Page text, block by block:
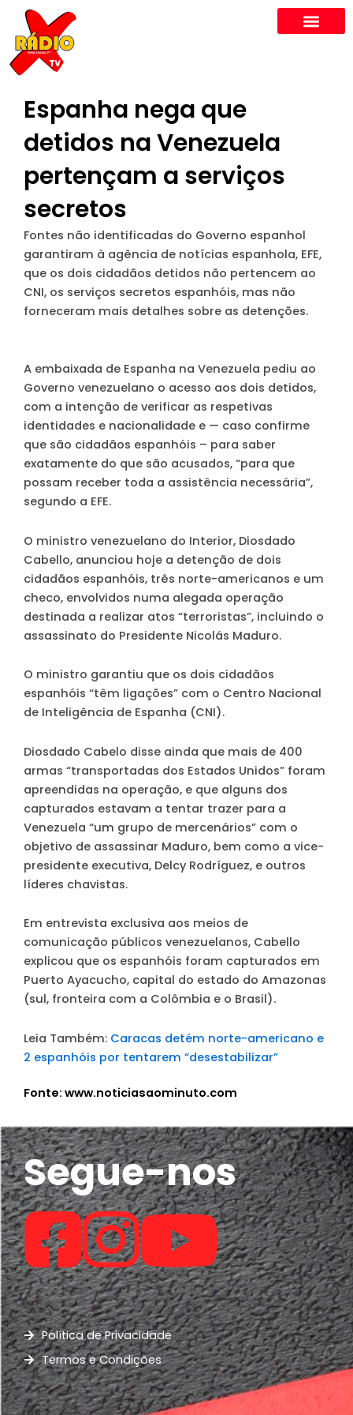
content
Espanha nega que
detidos na Venezuela
pertençam a serviços
secretos
Fontes não identificadas do Governo espanhol
garantiram à agência de notícias espanhola, EFE,
que os dois cidadãos detidos não pertencem ao
CNI, os serviços secretos espanhóis, mas não
forneceram mais detalhes sobre as detenções.
A embaixada de Espanha na Venezuela pediu ao
Governo venezuelano o acesso aos dois detidos,
com a intenção de verificar as respetivas
identidades e nacionalidade e — caso confirme
que são cidadãos espanhóis – para saber
exatamente do que são acusados, “para que
possam receber toda a assistência necessária”,
segundo a EFE.
O ministro venezuelano do Interior, Diosdado
Cabello, anunciou hoje a detenção de dois
cidadãos espanhóis, três norte-americanos e um
checo, envolvidos numa alegada operação
destinada a realizar atos “terroristas”, incluindo o
assassinato do Presidente Nicolás Maduro.
O ministro garantiu que os dois cidadãos
espanhóis “têm ligações” com o Centro Nacional
de Inteligência de Espanha (CNI).
Diosdado Cabelo disse ainda que mais de 400
armas “transportadas dos Estados Unidos” foram
apreendidas na operação, e que alguns dos
capturados estavam a tentar trazer para a
Venezuela “um grupo de mercenários” com o
objetivo de assassinar Maduro, bem como a vice-
presidente executiva, Delcy Rodríguez, e outros
líderes chavistas.
Em entrevista exclusiva aos meios de
comunicação públicos venezuelanos, Cabello
explicou que os espanhóis foram capturados em
Puerto Ayacucho, capital do estado do Amazonas
(sul, fronteira com a Colômbia e o Brasil).
Leia Também: Caracas detém norte-americano e
2 espanhóis por tentarem “desestabilizar”
Fonte: www.noticiasaominuto.com
Segue-nos
Política de Privacidade
Termos e Condições